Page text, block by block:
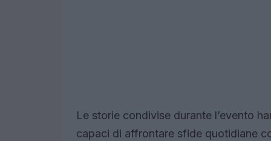
Le storie condivise durante l’evento
capaci di affrontare sfide quotidiane